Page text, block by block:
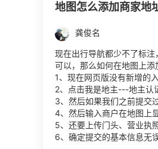
地图怎么添加商家地
龚俊名
现在出行导航都少不了标
可以，那么如何在地图上
1、现在网页版没有新增的
2、点击我是地主---地主认
3、然后如果我们之前提交
4、然后输入商户在地图上
5、还要上传门头、营业执
6、确定提交的基本信息无